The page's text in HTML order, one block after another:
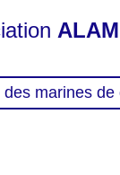
marines